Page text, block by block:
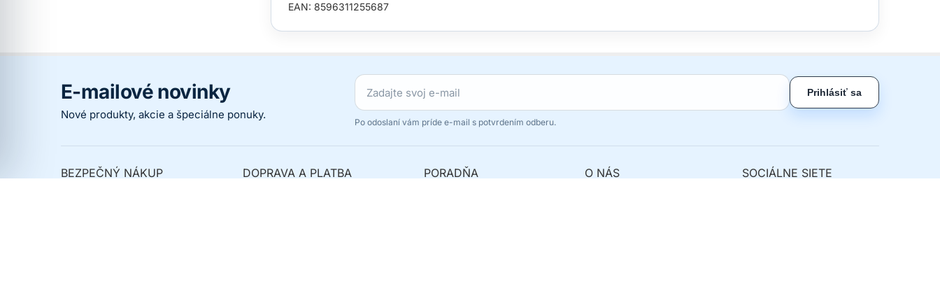
EAN: 8596311255687
E-mailové novinky
Nové produkty, akcie a špeciálne ponuky.
Prihlásiť sa
Po odoslaní vám príde e-mail s potvrdením odberu.
BEZPEČNÝ NÁKUP DOPRAVA A PLATBA PORADŇA O NÁS SOCIÁLNE SIETE